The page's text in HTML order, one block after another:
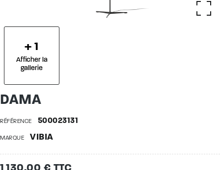
+ 1
Afficher la
gallerie
DAMA
RÉFÉRENCE 500023131
MARQUE VIBIA